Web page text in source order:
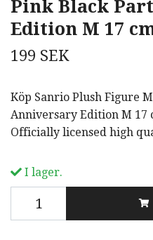
Pink Black
Edition M 17
199 SEK
Köp Sanrio Plush Figure
Anniversary Edition M 17
Officially licensed high
I lager.